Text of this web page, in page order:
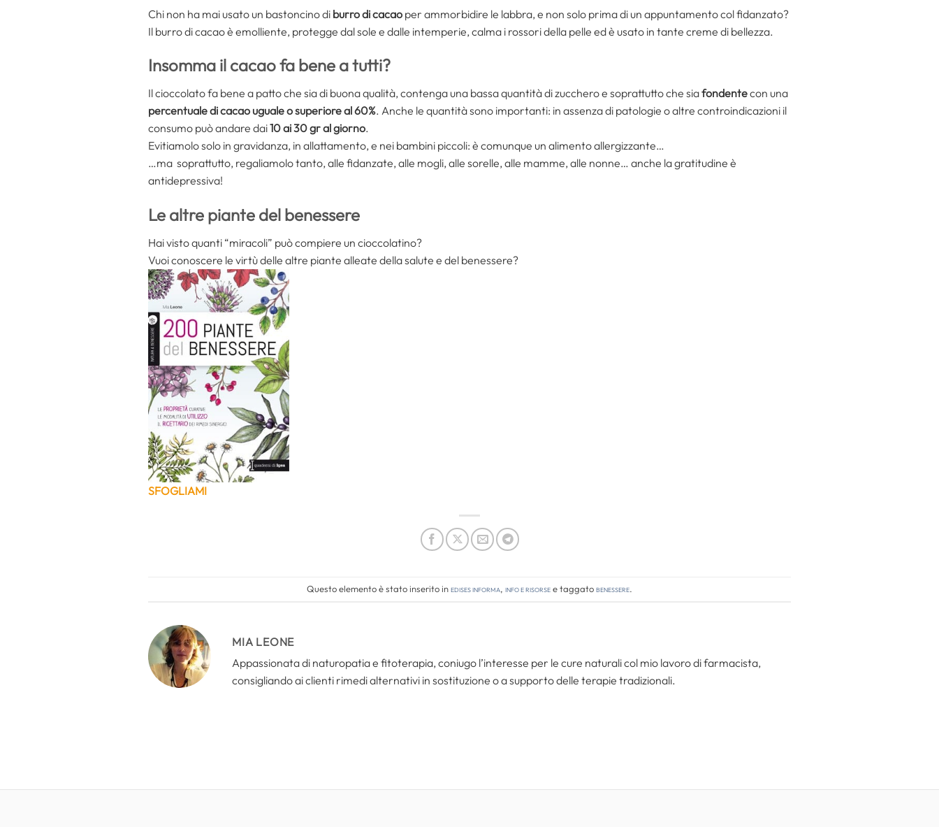
Chi non ha mai usato un bastoncino di burro di cacao per ammorbidire le labbra, e non solo prima di un appuntamento col fidanzato?
Il burro di cacao è emolliente, protegge dal sole e dalle intemperie, calma i rossori della pelle ed è usato in tante creme di bellezza.
Insomma il cacao fa bene a tutti?
Il cioccolato fa bene a patto che sia di buona qualità, contenga una bassa quantità di zucchero e soprattutto che siafondentecon una
percentuale di cacao uguale o superiore al 60%. Anche le quantità sono importanti: in assenza di patologie o altre controindicazioni il
consumo può andare dai10 ai 30 gr al giorno.
Evitiamolo solo in gravidanza, in allattamento, e nei bambini piccoli: è comunque un alimento allergizzante…
…ma soprattutto, regaliamolo tanto, alle fidanzate, alle mogli, alle sorelle, alle mamme, alle nonne… anche la gratitudine è
antidepressiva!
Le altre piante del benessere
Hai visto quanti “miracoli” può compiere un cioccolatino?
Vuoi conoscere le virtù delle altre piante alleate della salute e del benessere?
SFOGLIAMI
Questo elemento è stato inserito inEdises informa, Info e risorsee taggatobenessere.
MIA LEONE
Appassionata di naturopatia e fitoterapia, coniugo l’interesse per le cure naturali col mio lavoro di farmacista,
consigliando ai clienti rimedi alternativi in sostituzione o a supporto delle terapie tradizionali.